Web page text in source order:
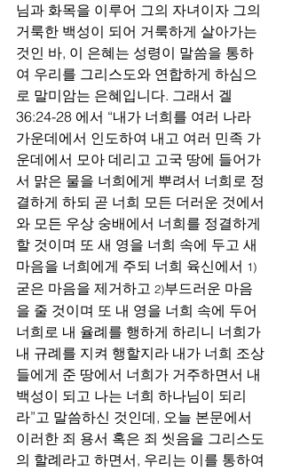
님과 화목을 이루어 그의 자녀이자 그의
거룩한 백성이 되어 거룩하게 살아가는
것인 바, 이 은혜는 성령이 말씀을 통하
여 우리를 그리스도와 연합하게 하심으
로 말미암는 은혜입니다. 그래서 겔
36:24-28 에서 “내가 너희를 여러 나라
가운데에서 인도하여 내고 여러 민족 가
운데에서 모아 데리고 고국 땅에 들어가
서 맑은 물을 너희에게 뿌려서 너희로 정
결하게 하되 곧 너희 모든 더러운 것에서
와 모든 우상 숭배에서 너희를 정결하게
할 것이며 또 새 영을 너희 속에 두고 새
마음을 너희에게 주되 너희 육신에서 1)
굳은 마음을 제거하고 2)부드러운 마음
을 줄 것이며 또 내 영을 너희 속에 두어
너희로 내 율례를 행하게 하리니 너희가
내 규례를 지켜 행할지라 내가 너희 조상
들에게 준 땅에서 너희가 거주하면서 내
백성이 되고 나는 너희 하나님이 되리
라”고 말씀하신 것인데, 오늘 본문에서
이러한 죄 용서 혹은 죄 씻음을 그리스도
의 할례라고 하면서, 우리는 이를 통하여